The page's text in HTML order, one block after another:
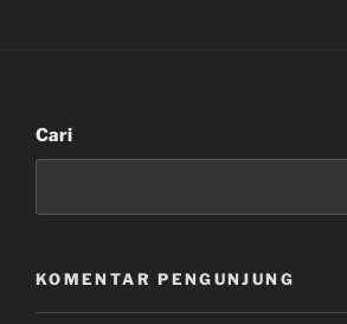
Cari
KOMENTAR PENGUNJUNG